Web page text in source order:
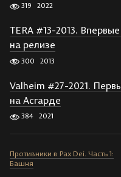
319 2022
TERA #13-2013.
на релизе
300 2013
Valheim #27-2021.
на Асгарде
384 2021
Противники в Pax Dei. Часть 1:
Башня